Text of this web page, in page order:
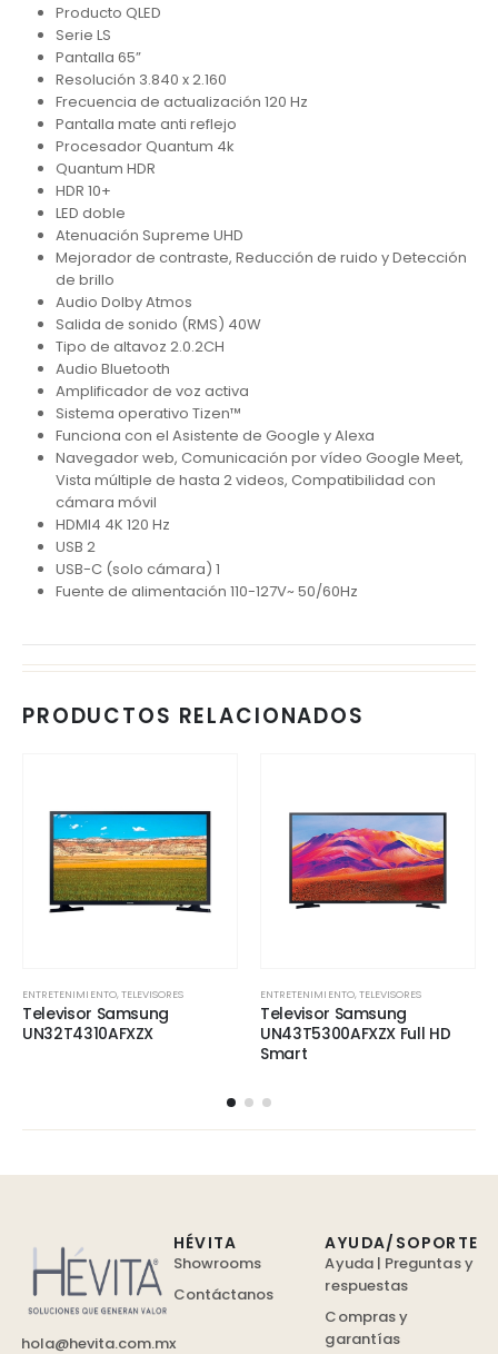
Producto QLED
Serie LS
Pantalla 65”
Resolución 3.840 x 2.160
Frecuencia de actualización 120 Hz
Pantalla mate anti reflejo
Procesador Quantum 4k
Quantum HDR
HDR 10+
LED doble
Atenuación Supreme UHD
Mejorador de contraste, Reducción de ruido y Detección
de brillo
Audio Dolby Atmos
Salida de sonido (RMS) 40W
Tipo de altavoz 2.0.2CH
Audio Bluetooth
Amplificador de voz activa
Sistema operativo Tizen™
Funciona con el Asistente de Google y Alexa
Navegador web, Comunicación por vídeo Google Meet,
Vista múltiple de hasta 2 videos, Compatibilidad con
cámara móvil
HDMI4 4K 120 Hz
USB 2
USB-C (solo cámara) 1
Fuente de alimentación 110-127V~ 50/60Hz
PRODUCTOS RELACIONADOS
ENTRETENIMIENTO,TELEVISORES
Televisor Samsung
UN32T4310AFXZX
ENTRETENIMIENTO,TELEVISORES
Televisor Samsung
UN43T5300AFXZX Full HD
Smart
hola@hevita.com.mx
HÉVITA
Showrooms
Contáctanos
AYUDA/SOPORTE
Ayuda | Preguntas y
respuestas
Compras y
garantías